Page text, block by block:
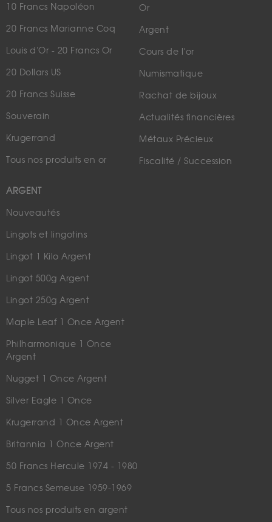
10 Francs Napoléon
20 Francs Marianne Coq
Louis d'Or - 20 Francs Or
20 Dollars US
20 Francs Suisse
Souverain
Krugerrand
Tous nos produits en or
ARGENT
Nouveautés
Lingots et lingotins
Lingot 1 Kilo Argent
Lingot 500g Argent
Lingot 250g Argent
Maple Leaf 1 Once Argent
Philharmonique 1 Once
Argent
Nugget 1 Once Argent
Silver Eagle 1 Once
Krugerrand 1 Once Argent
Britannia 1 Once Argent
50 Francs Hercule 1974 - 1980
5 Francs Semeuse 1959-1969
Tous nos produits en argent
Or
Argent
Cours de l'or
Numismatique
Rachat de bijoux
Actualités financières
Métaux Précieux
Fiscalité / Succession